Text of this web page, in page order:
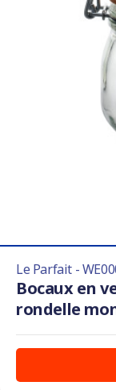
Le Parfait -
Bocaux en
rondelle